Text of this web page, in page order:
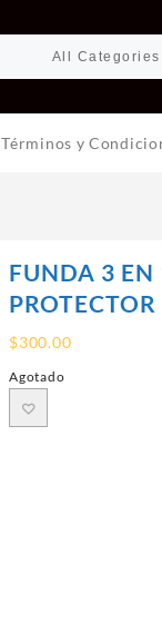
Términos y
FUNDA 3 EN
PROTECTOR
$300.00
Agotado